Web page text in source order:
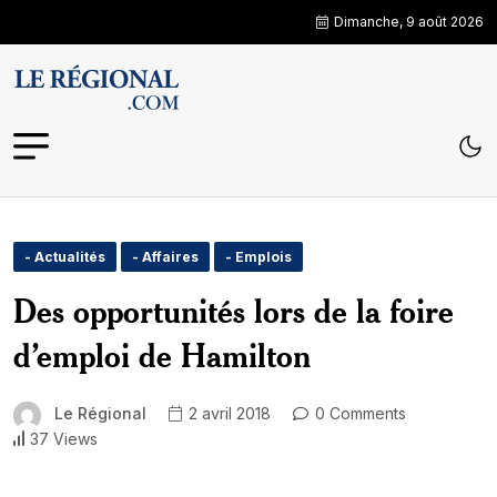
Dimanche, 9 août 2026
- Actualités - Affaires - Emplois
Des opportunités lors de la foire
d’emploi de Hamilton
Le Régional 2 avril 2018
0 Comments
37 Views